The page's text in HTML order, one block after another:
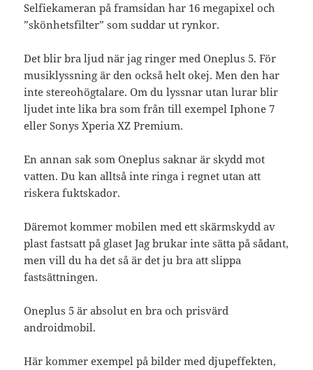
Selfiekameran på framsidan har 16 megapixel och
”skönhetsfilter” som suddar ut rynkor.
Det blir bra ljud när jag ringer med Oneplus 5. För
musiklyssning är den också helt okej. Men den har
inte stereohögtalare. Om du lyssnar utan lurar blir
ljudet inte lika bra som från till exempel Iphone 7
eller Sonys Xperia XZ Premium.
En annan sak som Oneplus saknar är skydd mot
vatten. Du kan alltså inte ringa i regnet utan att
riskera fuktskador.
Däremot kommer mobilen med ett skärmskydd av
plast fastsatt på glaset Jag brukar inte sätta på sådant,
men vill du ha det så är det ju bra att slippa
fastsättningen.
Oneplus 5 är absolut en bra och prisvärd
androidmobil.
Här kommer exempel på bilder med djupeffekten,